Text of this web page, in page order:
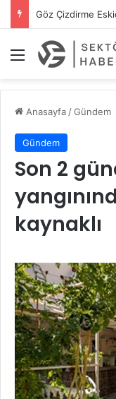
Menü
Anasayfa/Gündem
Gündem
Son 2
kaynaklı